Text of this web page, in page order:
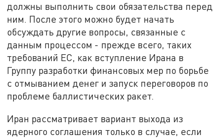
должны выполнить свои обязательства перед
ним. После этого можно будет начать
обсуждать другие вопросы, связанные с
данным процессом - прежде всего, таких
требований ЕС, как вступление Ирана в
Группу разработки финансовых мер по борьбе
с отмыванием денег и запуск переговоров по
проблеме баллистических ракет.
Иран рассматривает вариант выхода из
ядерного соглашения только в случае, если